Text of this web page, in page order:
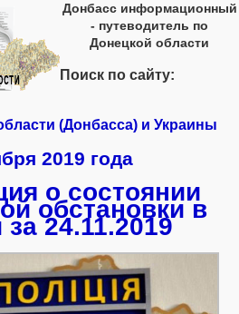
Донбасс информационный
- путеводитель по
Донецкой области
Поиск по сайту:
(Донбасса) и Украины
2019 года
о состоянии
обстановки в
за 24.11.2019